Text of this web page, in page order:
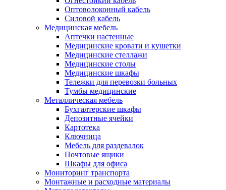
Оптоволоконный кабель
Силовой кабель
Медицинская мебель
Аптечки настенные
Медицинские кровати и кушетки
Медицинские стеллажи
Медицинские столы
Медицинские шкафы
Тележки для перевозки больных
Тумбы медицинские
Металлическая мебель
Бухгалтерские шкафы
Депозитные ячейки
Картотека
Ключница
Мебель для раздевалок
Почтовые ящики
Шкафы для офиса
Мониторинг транспорта
Монтажные и расходные материалы